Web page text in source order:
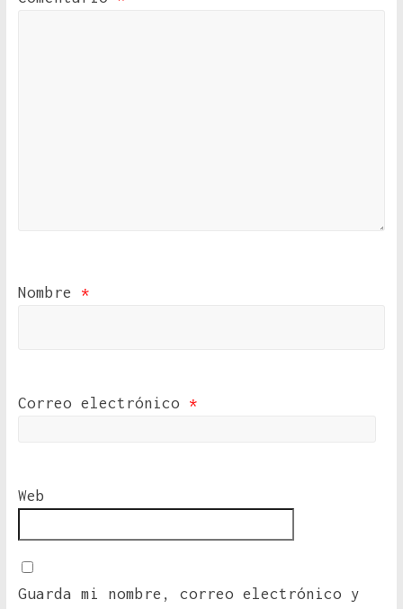
Nombre *
Correo electrónico *
Web
Guarda mi nombre, correo electrónico y